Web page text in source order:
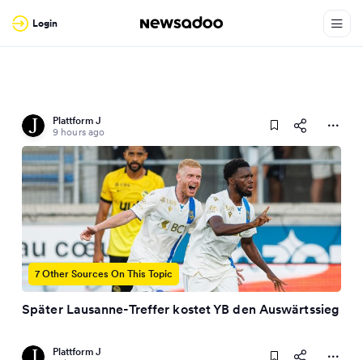
Login
Plattform J
9 hours ago
7 Other Sources On This Topic
Später Lausanne-Treffer kostet YB den Auswärtssieg
Plattform J